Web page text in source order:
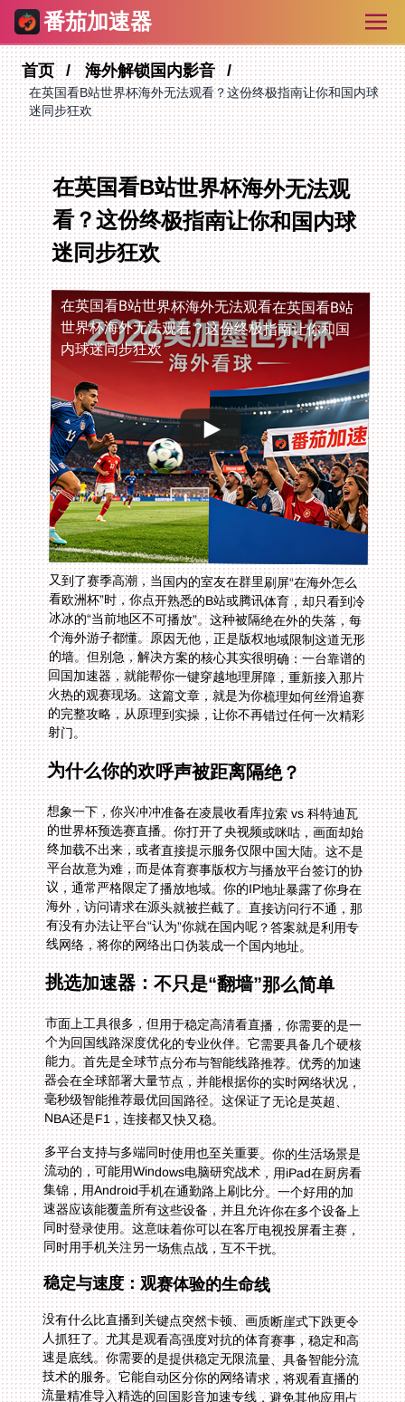
番茄加速器
首页 海外解锁国内影音
在英国看B站世界杯海外无法观看？这份终极指南让你和国内球
迷同步狂欢
在英国看B站世界杯海外无法观
看？这份终极指南让你和国内球
迷同步狂欢
在英国看B站世界杯海外无法观看在英国看B站
世界杯海外无法观看？这份终极指南让你和国
内球迷同步狂欢
又到了赛季高潮，当国内的室友在群里刷屏“在海外怎么
看欧洲杯”时，你点开熟悉的B站或腾讯体育，却只看到冷
冰冰的“当前地区不可播放”。这种被隔绝在外的失落，每
个海外游子都懂。原因无他，正是版权地域限制这道无形
的墙。但别急，解决方案的核心其实很明确：一台靠谱的
回国加速器，就能帮你一键穿越地理屏障，重新接入那片
火热的观赛现场。这篇文章，就是为你梳理如何丝滑追赛
的完整攻略，从原理到实操，让你不再错过任何一次精彩
射门。
为什么你的欢呼声被距离隔绝？
想象一下，你兴冲冲准备在凌晨收看库拉索 vs 科特迪瓦
的世界杯预选赛直播。你打开了央视频或咪咕，画面却始
终加载不出来，或者直接提示服务仅限中国大陆。这不是
平台故意为难，而是体育赛事版权方与播放平台签订的协
议，通常严格限定了播放地域。你的IP地址暴露了你身在
海外，访问请求在源头就被拦截了。直接访问行不通，那
有没有办法让平台“认为”你就在国内呢？答案就是利用专
线网络，将你的网络出口伪装成一个国内地址。
挑选加速器：不只是“翻墙”那么简单
市面上工具很多，但用于稳定高清看直播，你需要的是一
个为回国线路深度优化的专业伙伴。它需要具备几个硬核
能力。首先是全球节点分布与智能线路推荐。优秀的加速
器会在全球部署大量节点，并能根据你的实时网络状况，
毫秒级智能推荐最优回国路径。这保证了无论是英超、
NBA还是F1，连接都又快又稳。
多平台支持与多端同时使用也至关重要。你的生活场景是
流动的，可能用Windows电脑研究战术，用iPad在厨房看
集锦，用Android手机在通勤路上刷比分。一个好用的加
速器应该能覆盖所有这些设备，并且允许你在多个设备上
同时登录使用。这意味着你可以在客厅电视投屏看主赛，
同时用手机关注另一场焦点战，互不干扰。
稳定与速度：观赛体验的生命线
没有什么比直播到关键点突然卡顿、画质断崖式下跌更令
人抓狂了。尤其是观看高强度对抗的体育赛事，稳定和高
速是底线。你需要的是提供稳定无限流量、具备智能分流
技术的服务。它能自动区分你的网络请求，将观看直播的
流量精准导入精选的回国影音加速专线，避免其他应用占
用带宽。独享的高带宽保障，让你即使观看4K超清源也